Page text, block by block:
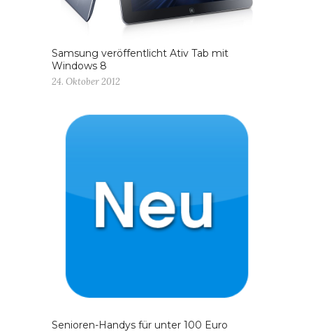
Samsung veröffentlicht Ativ Tab mit
Windows 8
24. Oktober 2012
Senioren-Handys für unter 100 Euro